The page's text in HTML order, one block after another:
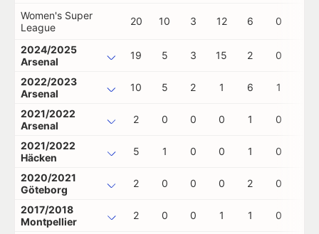
Women's Super
League
20 10 3 12 6 0
2024/2025
Arsenal
19 5 3 15 2 0
2022/2023
Arsenal
10 5 2 1 6 1
2021/2022
Arsenal
2 0 0 0 1 0
2021/2022
Häcken
5 1 0 0 1 0
2020/2021
Göteborg
2 0 0 0 2 0
2017/2018
Montpellier
2 0 0 1 1 0